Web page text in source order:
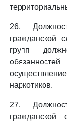
26.
гражданской
групп
наркотиков.
27.
гражданской